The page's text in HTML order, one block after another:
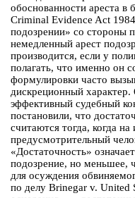
обоснованности ареста в
Criminal Evidence Act
подозрении» со стороны
немедленный арест
производится, если у
полагать, что именно он
формулировки часто
дискреционный
эффективный судебный
постановили, что
считаются тогда, когда
предусмотрительный
«Достаточность»
подозрение, но меньшее,
для осуждения
по делу Brinegar v. United